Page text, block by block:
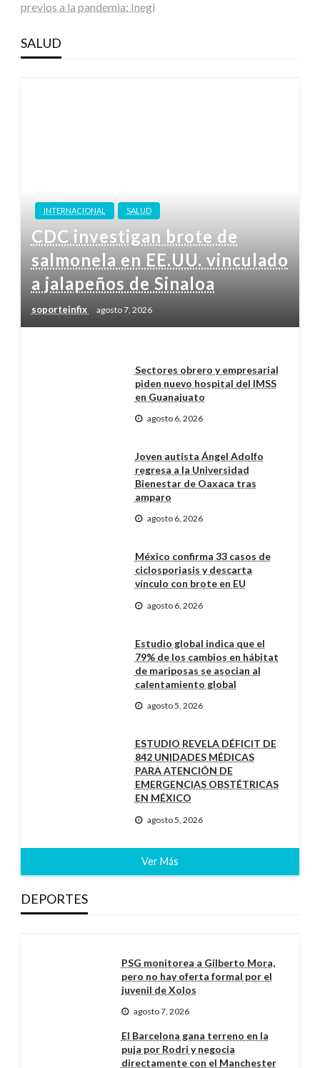
previos a la pandemia: Inegi
SALUD
INTERNACIONAL SALUD
CDC investigan brote de
salmonela en EE.UU. vinculado
a jalapeños de Sinaloa
soporteinfix agosto 7, 2026
Sectores obrero y empresarial
piden nuevo hospital del IMSS
en Guanajuato
agosto 6, 2026
Joven autista Ángel Adolfo
regresa a la Universidad
Bienestar de Oaxaca tras
amparo
agosto 6, 2026
México confirma 33 casos de
ciclosporiasis y descarta
vínculo con brote en EU
agosto 6, 2026
Estudio global indica que el
79% de los cambios en hábitat
de mariposas se asocian al
calentamiento global
agosto 5, 2026
ESTUDIO REVELA DÉFICIT DE
842 UNIDADES MÉDICAS
PARA ATENCIÓN DE
EMERGENCIAS OBSTÉTRICAS
EN MÉXICO
agosto 5, 2026
Ver Más
DEPORTES
PSG monitorea a Gilberto Mora,
pero no hay oferta formal por el
juvenil de Xolos
agosto 7, 2026
El Barcelona gana terreno en la
puja por Rodri y negocia
directamente con el Manchester